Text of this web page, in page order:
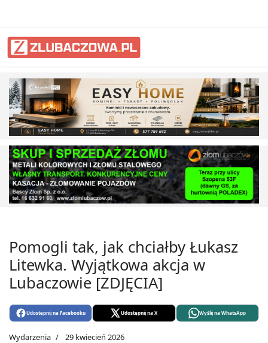
Pomogli tak, jak chciałby Łukasz
Litewka. Wyjątkowa akcja w
Lubaczowie [ZDJĘCIA]
Udostępnij na Facebooku Udostępnij na X Wyślij na WhatsApp
Wydarzenia 29 kwiecień 2026